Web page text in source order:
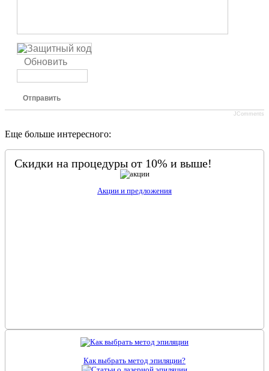
Обновить
Отправить
JComments
Еще больше интересного:
Скидки на процедуры от 10% и выше!
Акции и предложения
Как выбрать метод эпиляции?